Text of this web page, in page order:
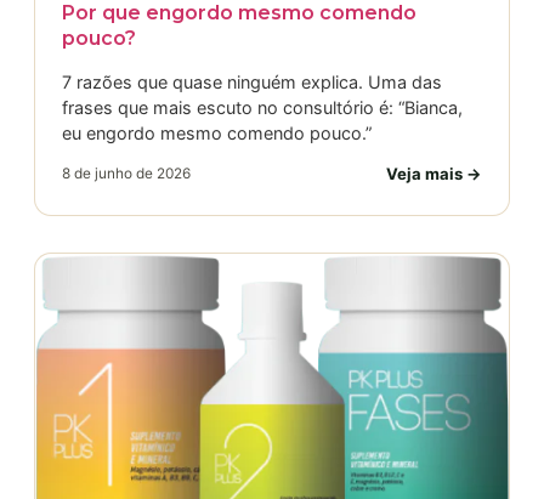
Por que engordo mesmo comendo
pouco?
7 razões que quase ninguém explica. Uma das
frases que mais escuto no consultório é: “Bianca,
eu engordo mesmo comendo pouco.”
8 de junho de 2026 Veja mais →